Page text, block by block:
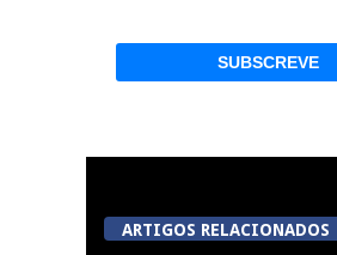
ARTIGOS RELACIONADOS